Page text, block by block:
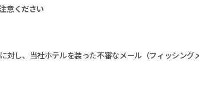
意ください
し、当社ホテルを装った不審なメール（フィッシング